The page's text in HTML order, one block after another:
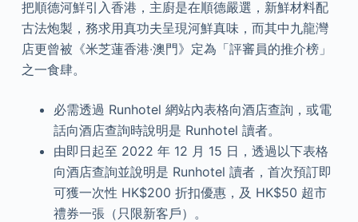
把順德河鮮引入香港，主廚是在順德嚴選，新鮮材料配
古法炮製，務求用真功夫呈現河鮮真味，而其中九龍灣
店更曾被《米芝蓮香港‧澳門》定為「評審員的推介榜」
之一食肆。
必需透過 Runhotel 網站內表格向酒店查詢，或電
話向酒店查詢時說明是 Runhotel 讀者。
由即日起至 2022 年 12 月 15 日，透過以下表格
向酒店查詢並說明是 Runhotel 讀者，首次預訂即
可獲一次性 HK$200 折扣優惠，及 HK$50 超市
禮券一張（只限新客戶）。